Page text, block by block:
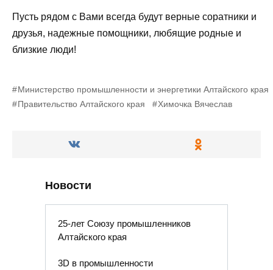
Пусть рядом с Вами всегда будут верные соратники и
друзья, надежные помощники, любящие родные и
близкие люди!
Министерство промышленности и энергетики Алтайского края
Правительство Алтайского края
Химочка Вячеслав
Новости
25-лет Союзу промышленников
Алтайского края
3D в промышленности